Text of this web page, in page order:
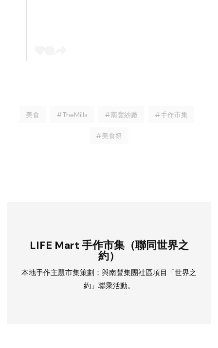
美食 #TheMills #南豐紗廠 #手作市集
#美食祭
LIFE Mart 手作市集（聯同世界之
約）
本地手作主題市集策劃；與南豐集團社區項目「世界之
約」聯乘活動。